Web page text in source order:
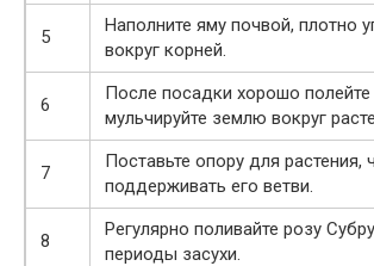
5
Наполните яму почвой, плотно
вокруг корней.
6
После посадки хорошо полейте
мульчируйте землю вокруг
7
Поставьте опору для растения,
поддерживать его ветви.
8
Регулярно поливайте розу
периоды засухи.